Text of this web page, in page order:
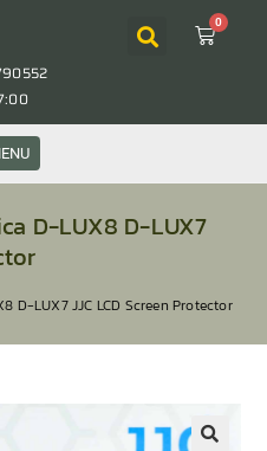
0
D-LUX8 D-LUX7
D-LUX7 JJC LCD Screen Protector